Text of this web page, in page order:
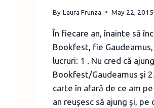
By Laura Frunza May 22, 2015
În fiecare an, înainte să
Bookfest, fie
lucruri: 1 . Nu cred că
Bookfest/Gaudeamus şi
carte în afară de ce am
an reuşesc să ajung şi, pe